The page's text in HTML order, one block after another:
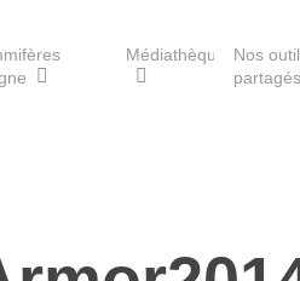
paix pour la
Médiathèque
Nos
partagés